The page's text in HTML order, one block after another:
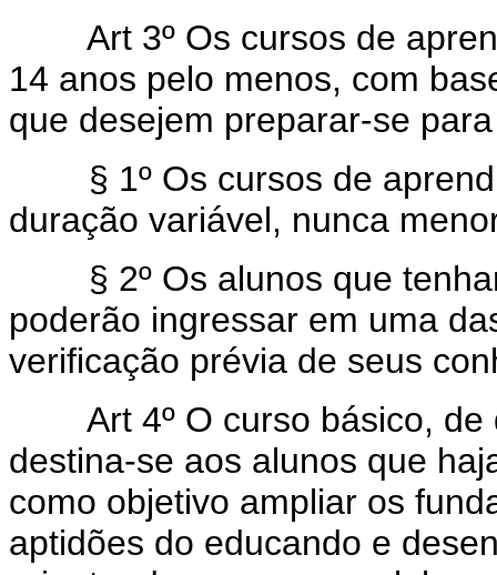
Art 3º Os cursos de
14 anos pelo menos, com
que desejem preparar-se
§ 1º Os cursos de
duração variável, nunca
§ 2º Os alunos que
poderão ingressar em uma
verificação prévia de seus
Art 4º O curso básico,
destina-se aos alunos que
como objetivo ampliar os
aptidões do educando e